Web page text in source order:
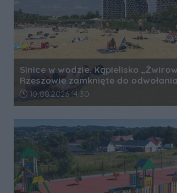
Sinice w wodzie. Kąpielisko
Rzeszowie zamknięte do odwołania
Data dodania artykułu:
10.08.2026 14:30